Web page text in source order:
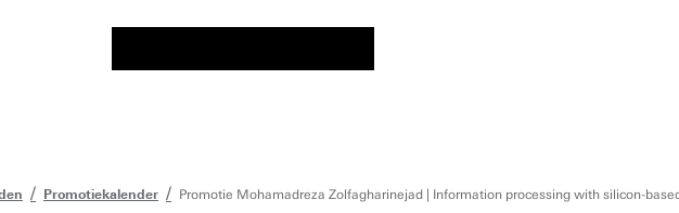
Promotiekalender Promotie Mohamadreza Zolfagharinejad | Information processing with silicon-